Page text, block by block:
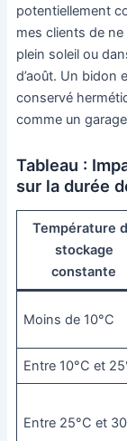
potentiellement
mes clients de
plein soleil ou
d’août. Un bidon
conservé
comme un
Tableau :
sur la durée
Température
stockage
constante
Moins de 10°C
Entre 10°C et
Entre 25°C et